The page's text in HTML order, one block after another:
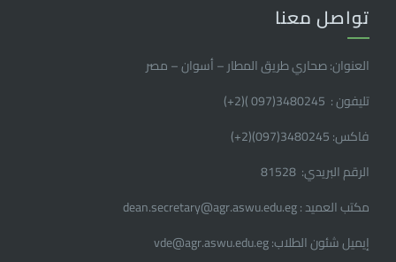
تواصل معنا
العنوان: صحاري طريق المطار – أسوان – مصر
تليفون : 3480245(097 )(2
+
)
فاكس: 3480245(097)(2
+
)
الرقم البريدي: 81528
مكتب العميد : dean.secretary@agr.aswu.edu.eg
إيميل شئون الطلاب: vde@agr.aswu.edu.eg